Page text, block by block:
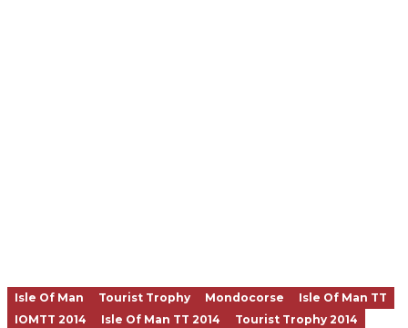
Isle Of Man Tourist Trophy Mondocorse
Isle Of Man TT
IOMTT 2014
Isle Of Man TT 2014
Tourist Trophy 2014